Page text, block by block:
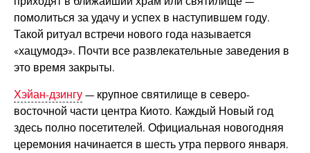
помолиться за удачу и успех в наступившем году.
Такой ритуал встречи нового года называется
«хацумодэ». Почти все развлекательные заведения в
это время закрыты.
Хэйан-дзингу— крупное святилище в северо-
восточной части центра Киото. Каждый Новый год
здесь полно посетителей. Официальная новогодняя
церемония начинается в шесть утра первого января.